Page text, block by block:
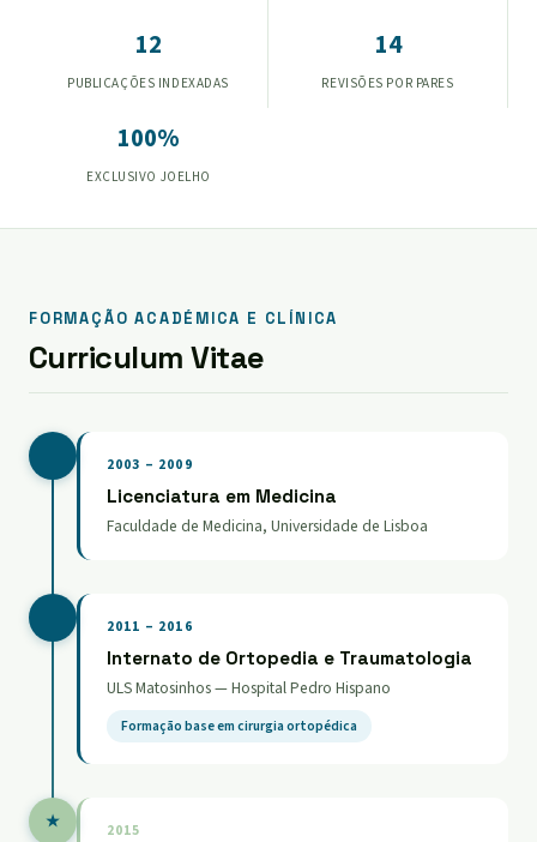
12
PUBLICAÇÕES INDEXADAS
14
REVISÕES POR PARES
100%
EXCLUSIVO JOELHO
FORMAÇÃO ACADÉMICA E CLÍNICA
Curriculum Vitae
2003 – 2009
Licenciatura em Medicina
Faculdade de Medicina, Universidade de Lisboa
2011 – 2016
Internato de Ortopedia e Traumatologia
ULS Matosinhos — Hospital Pedro Hispano
Formação base em cirurgia ortopédica
★ 2015